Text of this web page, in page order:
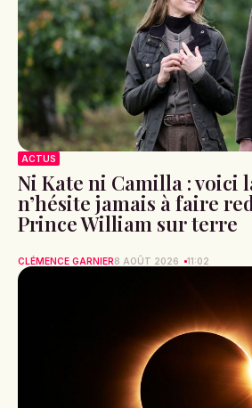
ACTUS
Ni Kate ni Camilla : voici
n’hésite jamais à faire
Prince William sur terre
CLÉMENCE GARNIER8 AOÛT 2026 11:02